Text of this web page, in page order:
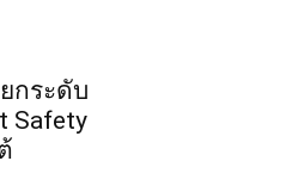
กระดับ
Safety